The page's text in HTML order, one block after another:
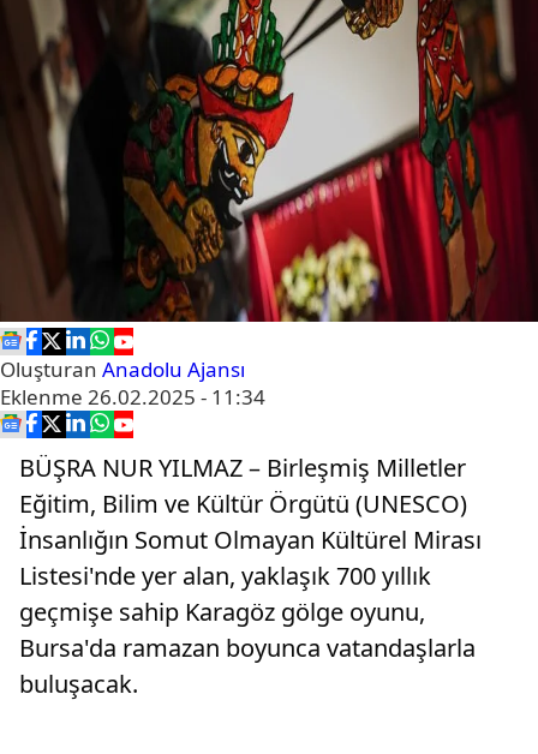
Oluşturan Anadolu Ajansı
Eklenme 26.02.2025 - 11:34
BÜŞRA NUR YILMAZ – Birleşmiş Milletler
Eğitim, Bilim ve Kültür Örgütü (UNESCO)
İnsanlığın Somut Olmayan Kültürel Mirası
Listesi'nde yer alan, yaklaşık 700 yıllık
geçmişe sahip Karagöz gölge oyunu,
Bursa'da ramazan boyunca vatandaşlarla
buluşacak.